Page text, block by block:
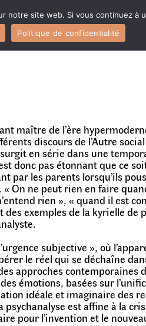
maître de l’ère
discours de l’Autre
en série dans une
donc pas étonnant que ce
par les parents lorsqu’ils
« On ne peut rien en faire
rien », « quand il est
des exemples de la kyrielle de
subjective », où
le réel qui se déchaîne
approches contemporaines
émotions, basées sur
idéale et imaginaire des
est affine à la
pour l’invention et le
notre site web. Si vous continuez
Politique de confidentialité